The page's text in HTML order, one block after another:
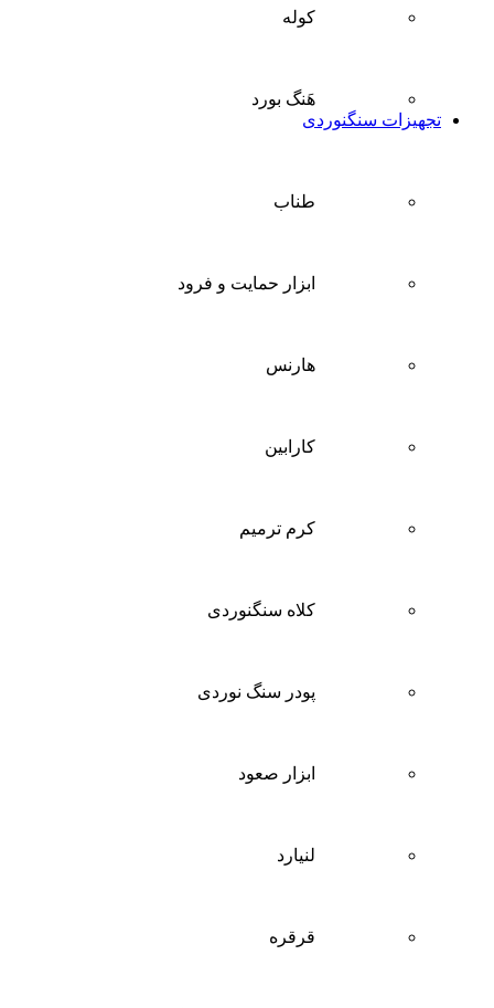
کوله
هَنگ بورد
تجهیزات سنگنوردی
طناب
ابزار حمایت و فرود
هارنس
کارابین
کرم ترمیم
کلاه سنگنوردی
پودر سنگ نوردی
ابزار صعود
لنیارد
قرقره